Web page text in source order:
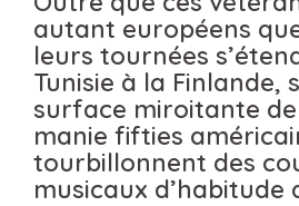
autant européens
leurs tournées
Tunisie à la Finlande,
surface miroitante
manie fifties
tourbillonnent des
musicaux d’habitude